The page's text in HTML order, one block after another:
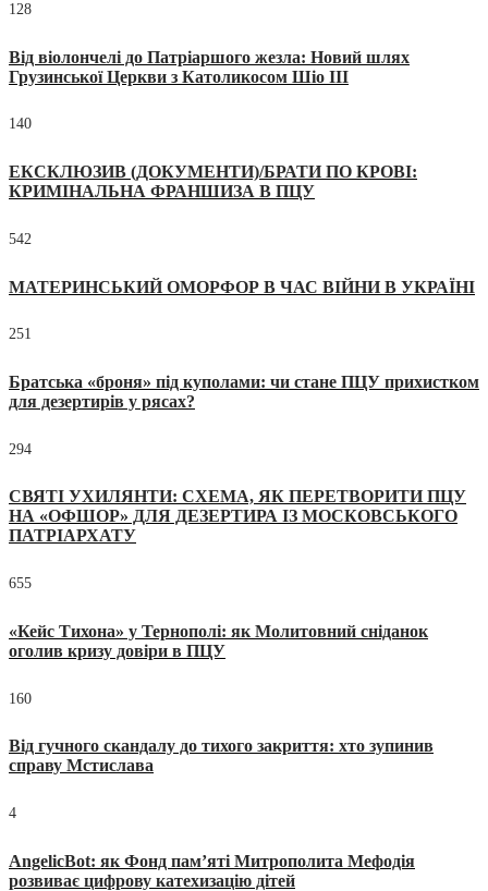
128
Від віолончелі до Патріаршого жезла: Новий шлях
Грузинської Церкви з Католикосом Шіо III
140
ЕКСКЛЮЗИВ (ДОКУМЕНТИ)/БРАТИ ПО КРОВІ:
КРИМІНАЛЬНА ФРАНШИЗА В ПЦУ
542
МАТЕРИНСЬКИЙ ОМОРФОР В ЧАС ВІЙНИ В УКРАЇНІ
251
Братська «броня» під куполами: чи стане ПЦУ прихистком
для дезертирів у рясах?
294
СВЯТІ УХИЛЯНТИ: СХЕМА, ЯК ПЕРЕТВОРИТИ ПЦУ
НА «ОФШОР» ДЛЯ ДЕЗЕРТИРА ІЗ МОСКОВСЬКОГО
ПАТРІАРХАТУ
655
«Кейс Тихона» у Тернополі: як Молитовний сніданок
оголив кризу довіри в ПЦУ
160
Від гучного скандалу до тихого закриття: хто зупинив
справу Мстислава
4
AngelicBot: як Фонд пам’яті Митрополита Мефодія
розвиває цифрову катехизацію дітей